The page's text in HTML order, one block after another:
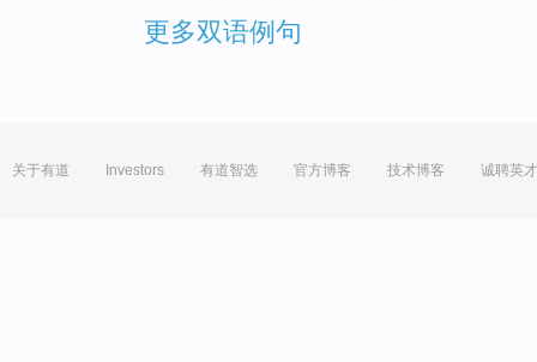
更多双语例句
关于有道 Investors 有道智选 官方博客 技术博客 诚聘英才